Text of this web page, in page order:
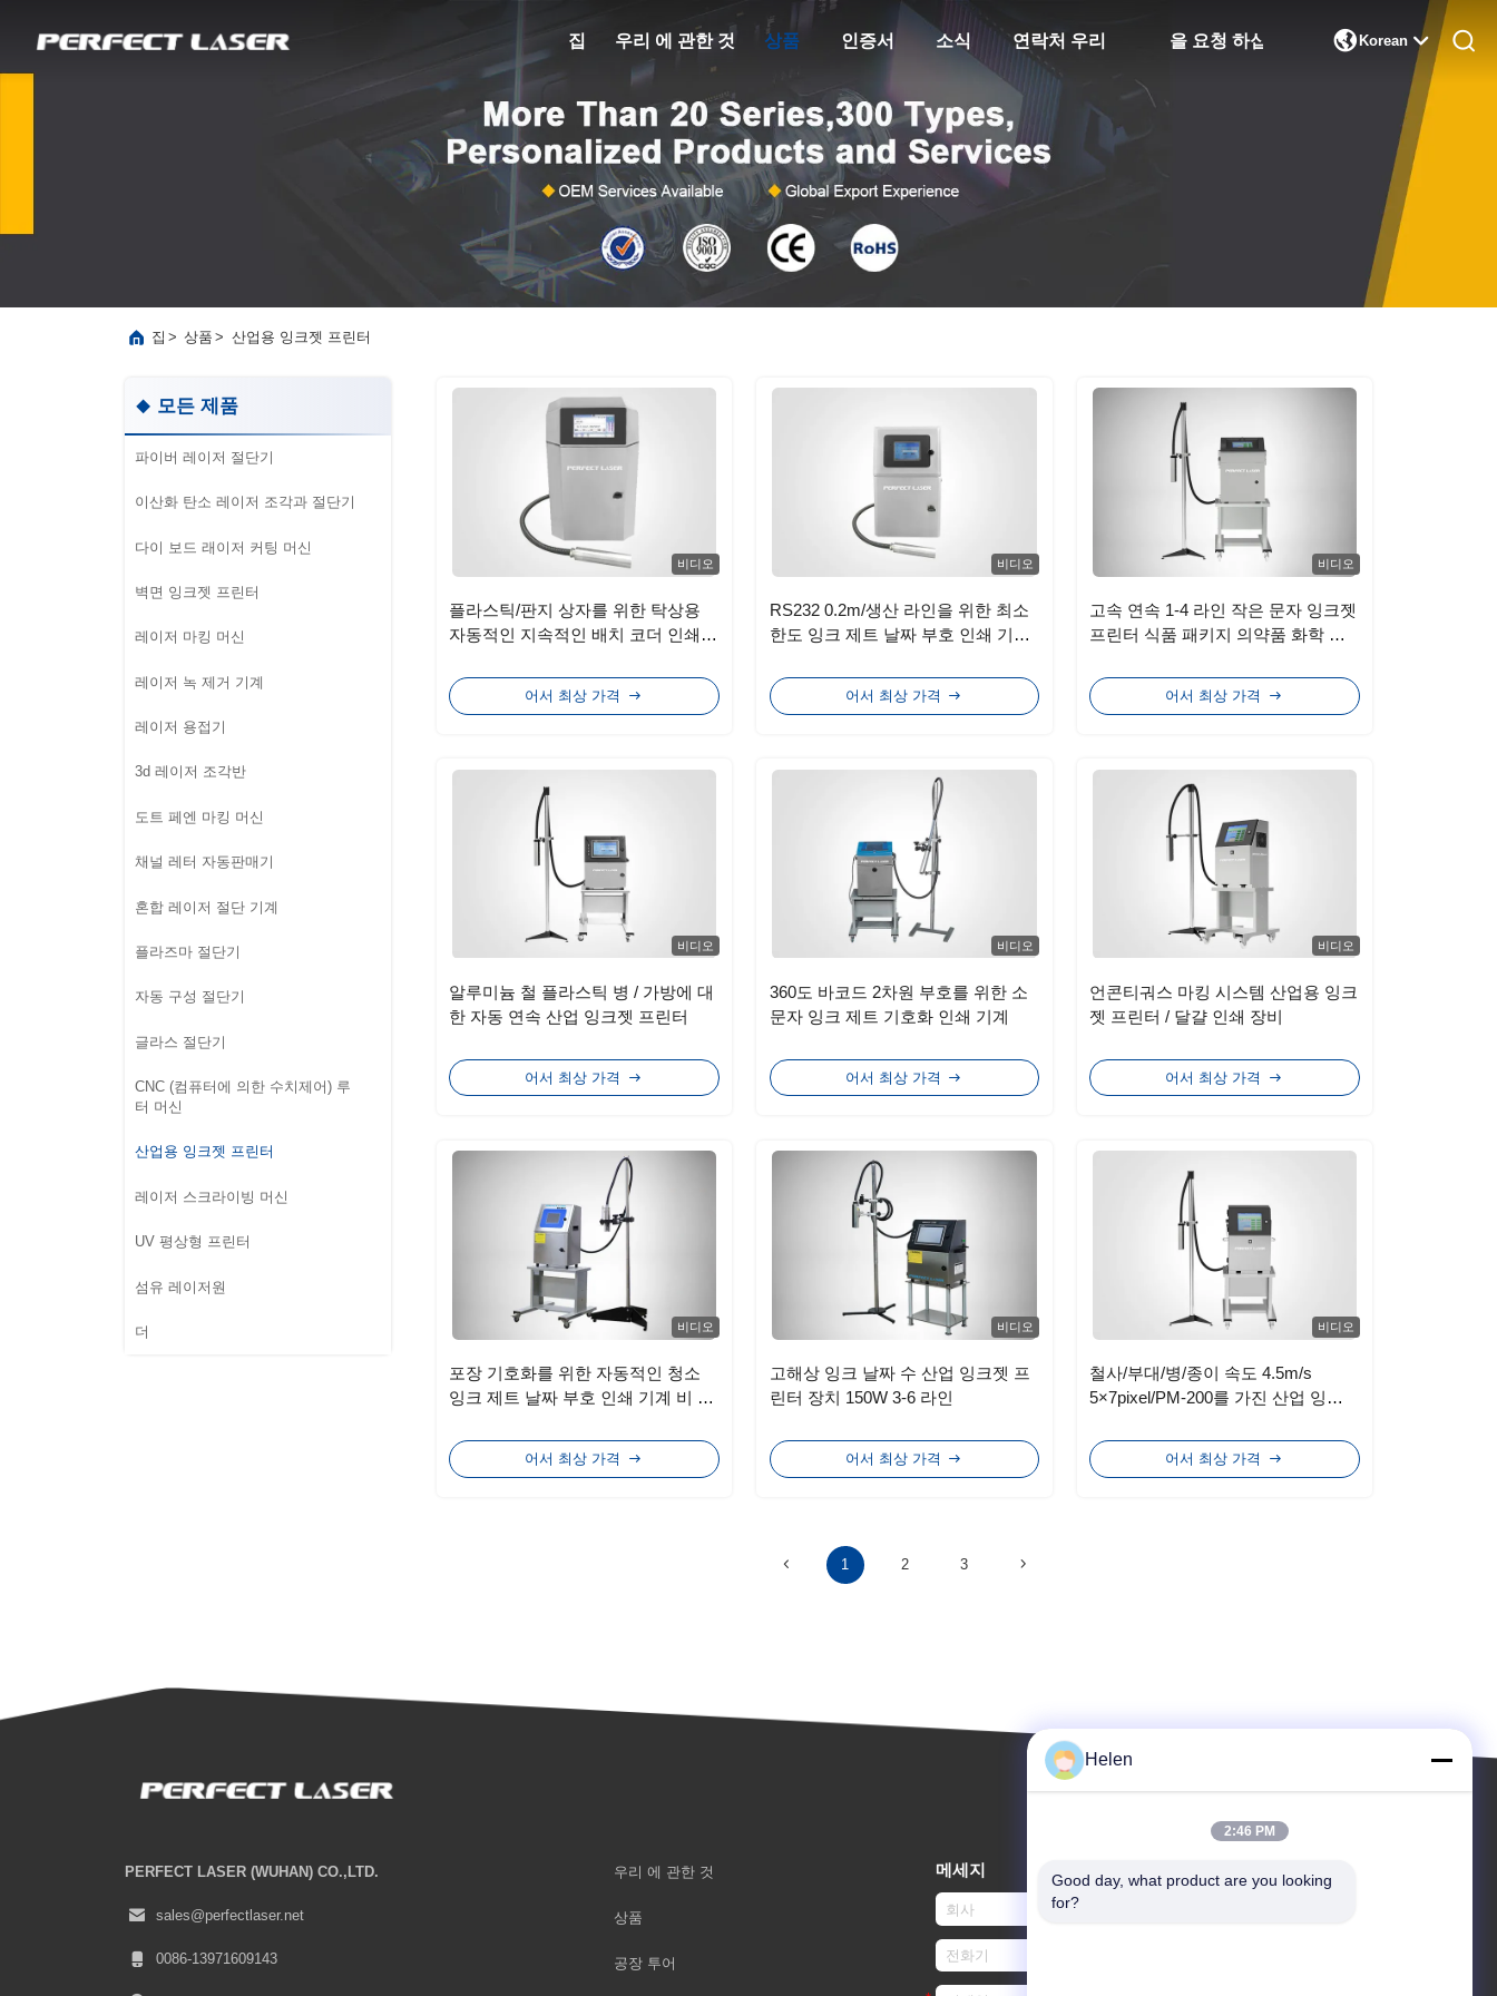
집 우리 에 관한 것 상품 인증서 소식 연락처 우리 인용 을 요청 하십시오 Korean 
집 > 상품 > 산업용 잉크젯 프린터
모든 제품
파이버 레이저 절단기
이산화 탄소 레이저 조각과 절단기
다이 보드 래이저 커팅 머신
벽면 잉크젯 프린터
레이저 마킹 머신
레이저 녹 제거 기계
레이저 용접기
3d 레이저 조각반
도트 페엔 마킹 머신
채널 레터 자동판매기
혼합 레이저 절단 기계
플라즈마 절단기
자동 구성 절단기
글라스 절단기
CNC (컴퓨터에 의한 수치제어) 루
터 머신
산업용 잉크젯 프린터
레이저 스크라이빙 머신
UV 평상형 프린터
섬유 레이저원
더
비디오
플라스틱/판지 상자를 위한 탁상용
자동적인 지속적인 배치 코더 인쇄
어서 최상 가격
비디오
RS232 0.2m/생산 라인을 위한 최소
한도 잉크 제트 날짜 부호 인쇄 기계
어서 최상 가격
비디오
고속 연속 1-4 라인 작은 문자 잉크젯
프린터 식품 패키지 의약품 화학 산
어서 최상 가격
비디오
알루미늄 철 플라스틱 병 / 가방에 대
한 자동 연속 산업 잉크젯 프린터
어서 최상 가격
비디오
360도 바코드 2차원 부호를 위한 소
문자 잉크 제트 기호화 인쇄 기계
어서 최상 가격
비디오
언콘티궈스 마킹 시스템 산업용 잉크
젯 프린터 / 달걀 인쇄 장비
어서 최상 가격
비디오
포장 기호화를 위한 자동적인 청소
잉크 제트 날짜 부호 인쇄 기계 비 접
어서 최상 가격
비디오
고해상 잉크 날짜 수 산업 잉크젯 프
린터 장치 150W 3-6 라인
어서 최상 가격
비디오
철사/부대/병/종이 속도 4.5m/s
5×7pixel/PM-200를 가진 산업 잉크
어서 최상 가격
1 2 3
PERFECT LASER (WUHAN) CO.,LTD.
sales@perfectlaser.net
0086-13971609143
우리 에 관한 것
상품
공장 투어
메세지
Helen
2:46 PM
Good day, what product are you looking
for?